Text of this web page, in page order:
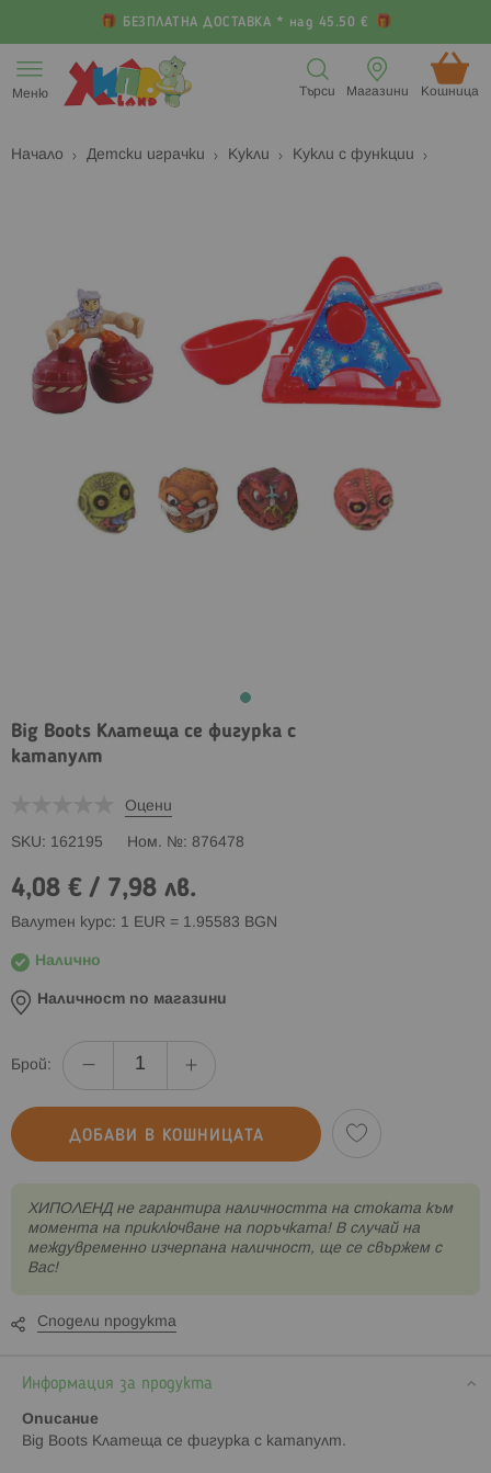
БЕЗПЛАТНА ДОСТАВКА * над 45.50 €
към
съдържанието
Меню Кошница (
Магазини
Търси
Начало Детски играчки Кукли Кукли с функции
изображенията
Big Boots Клатеща се фигурка с
катапулт
Оцени
SKU 162195 Ном. № 876478
4,08 € / 7,98 лв.
Валутен курс: 1 EUR = 1.95583 BGN
Налично
Наличност по магазини
Брой:
ДОБАВИ В КОШНИЦАТА
XИПОЛЕНД не гарантира наличността на стоката към
момента на приключване на поръчката! В случай на
междувременно изчерпана наличност, ще се свържем с
Вас!
Сподели продукта
Информация за продукта
Описание
Big Boots Клатеща се фигурка с катапулт.